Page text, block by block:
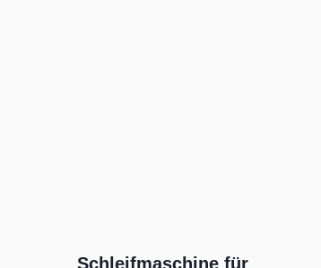
Schleifmaschine für